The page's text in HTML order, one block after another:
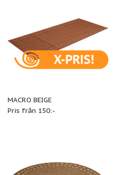
MACRO BEIGE
Pris från 150:-